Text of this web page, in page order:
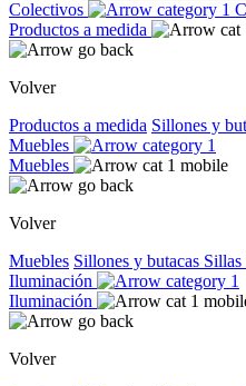
Colectivos
Productos a medida
Volver
Productos a medida Sillones y
Muebles
Muebles
Volver
Muebles Sillones y butacas Sillas
Iluminación
Iluminación
Volver